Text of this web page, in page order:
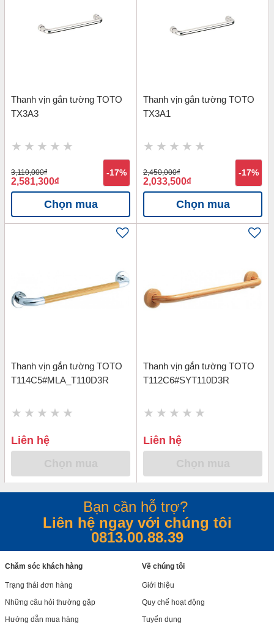
Thanh vịn gắn tường TOTO
TX3A3
3,110,000đ
2,581,300đ
-17%
Chọn mua
Thanh vịn gắn tường TOTO
TX3A1
2,450,000đ
2,033,500đ
-17%
Chọn mua
Thanh vịn gắn tường TOTO
T114C5#MLA_T110D3R
Liên hệ
Thanh vịn gắn tường TOTO
T112C6#SYT110D3R
Liên hệ
Bạn cần hỗ trợ?
Liên hệ ngay với chúng tôi
0813.00.88.39
Chăm sóc khách hàng
Trạng thái đơn hàng
Những câu hỏi thường gặp
Hướng dẫn mua hàng
Về chúng tôi
Giới thiệu
Quy chế hoạt động
Tuyển dụng